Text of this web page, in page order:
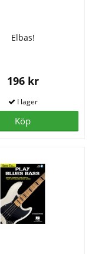
Elbas!
196 kr
Köp